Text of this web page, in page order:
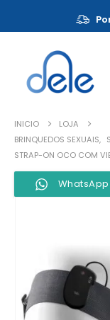
INICIO
LOJA
BRINQUEDOS SEXUAIS,
STRAP-ON OCO COM
WhatsApp